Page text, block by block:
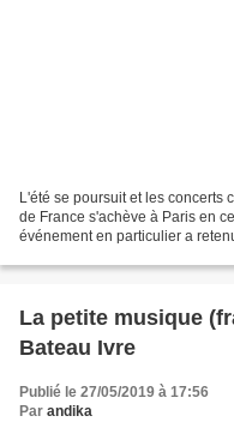
L'été se poursuit et les concerts
de France s'achève à Paris en
événement en particulier a
La petite musique
Bateau Ivre
Publié le 27/05/2019 à 17:56
Par andika